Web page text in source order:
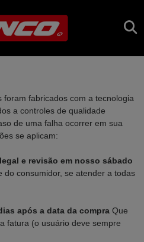
foram fabricados com a tecnologia
a controles de qualidade
de uma falha ocorrer em sua
se aplicam:
e revisão em nosso sábado
do consumidor, se atender a todas
após a data da compra Que
fatura (o usuário deve sempre